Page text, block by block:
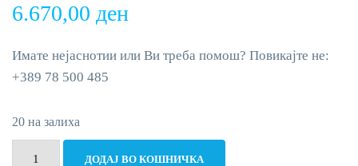
6.670,00 ден
Имате нејаснотии или Ви треба помош? Повикајте не:
+389 78 500 485
20 на залиха
ДОДАЈ ВО КОШНИЧКА